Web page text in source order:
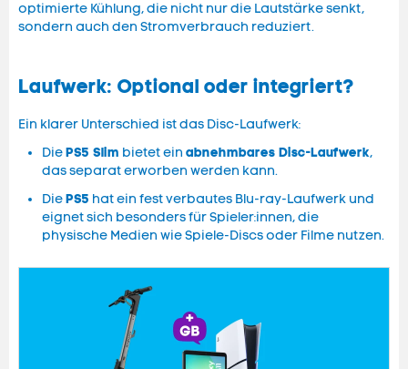
optimierte Kühlung, die nicht nur die Lautstärke senkt,
sondern auch den Stromverbrauch reduziert.
Laufwerk: Optional oder integriert?
Ein klarer Unterschied ist das Disc-Laufwerk:
DiePS5 Slim bietet ein abnehmbares Disc-Laufwerk,
das separat erworben werden kann.
DiePS5 hat ein fest verbautes Blu-ray-Laufwerk und
eignet sich besonders für Spieler:innen, die
physische Medien wie Spiele-Discs oder Filme nutzen.